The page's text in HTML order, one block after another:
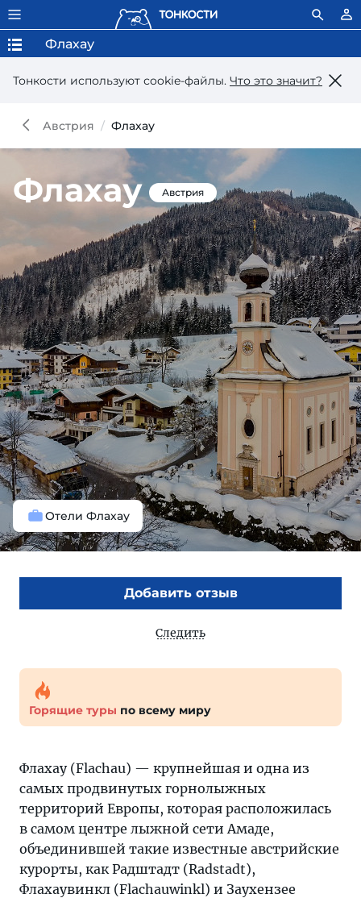
Тонкости используют сookie-файлы. Что это значит?
Флахау
Австрия Флахау
Флахау Австрия
Отели Флахау
Добавить отзыв
Следить
Горящие туры по всему миру
Флахау (Flachau) — крупнейшая и одна из
самых продвинутых горнолыжных
территорий Европы, которая расположилась
в самом центре лыжной сети Амаде,
объединившей такие известные австрийские
курорты, как Радштадт (Radstadt),
Флахаувинкл (Flachauwinkl) и Заухензее